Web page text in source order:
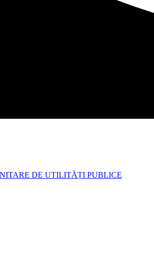
DE UTILITĂȚI PUBLICE